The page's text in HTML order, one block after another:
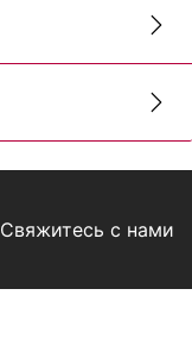
Свяжитесь с нами